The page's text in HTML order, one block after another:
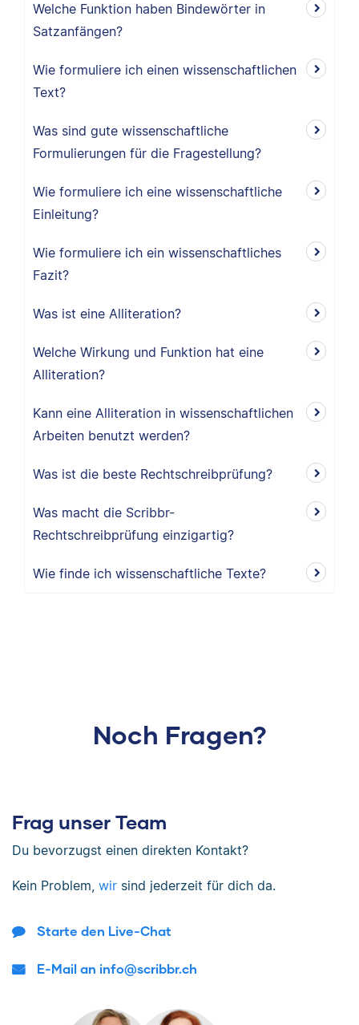
Welche Funktion haben Bindewörter in
Satzanfängen?
Wie formuliere ich einen wissenschaftlichen
Text?
Was sind gute wissenschaftliche
Formulierungen für die Fragestellung?
Wie formuliere ich eine wissenschaftliche
Einleitung?
Wie formuliere ich ein wissenschaftliches
Fazit?
Was ist eine Alliteration?
Welche Wirkung und Funktion hat eine
Alliteration?
Kann eine Alliteration in wissenschaftlichen
Arbeiten benutzt werden?
Was ist die beste Rechtschreibprüfung?
Was macht die Scribbr-
Rechtschreibprüfung einzigartig?
Wie finde ich wissenschaftliche Texte?
Noch Fragen?
Frag unser Team
Du bevorzugst einen direkten Kontakt?
Kein Problem, wir sind jederzeit für dich da.
Starte den Live-Chat
E-Mail an info@scribbr.ch